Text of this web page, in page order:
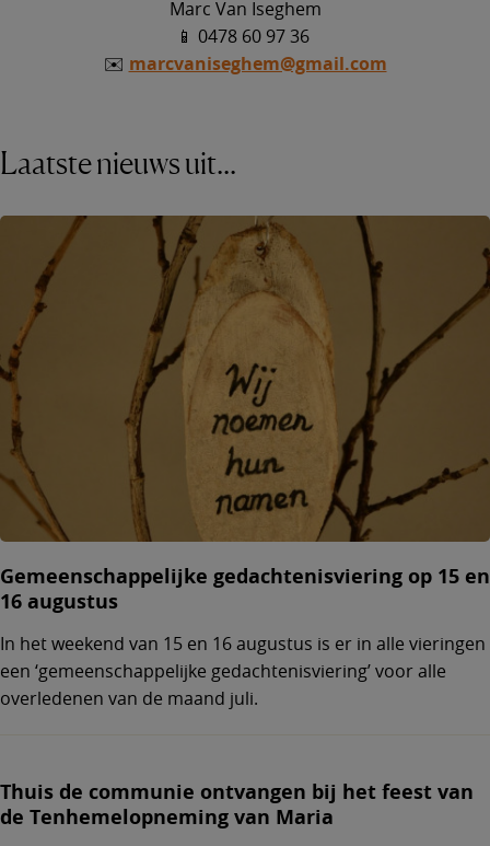
Marc Van Iseghem
📱 0478 60 97 36
✉️ marcvaniseghem@gmail.com
Laatste nieuws uit...
Gemeenschappelijke gedachtenisviering op 15 en
16 augustus
In het weekend van 15 en 16 augustus is er in alle vieringen
een ‘gemeenschappelijke gedachtenisviering’ voor alle
overledenen van de maand juli.
Thuis de communie ontvangen bij het feest van
de Tenhemelopneming van Maria